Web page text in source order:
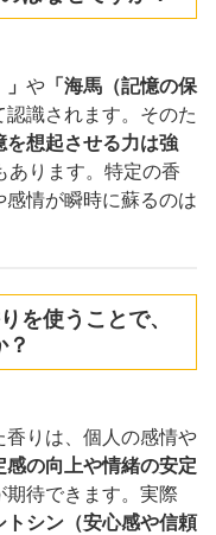
や 「海馬（記憶の保
識されます。そのた
を想起させる力は強
あります。特定の香
感情が瞬時に蘇るのは
を使うことで、
？
香りは、個人の感情や
感の向上や情緒の安定
期待できます。実際
トシン（安心感や信頼